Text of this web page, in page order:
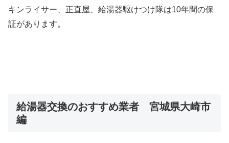
キンライサー、正直屋、給湯器駆けつけ隊は10年間の保
証があります。
給湯器交換のおすすめ業者 宮城県大崎市
編